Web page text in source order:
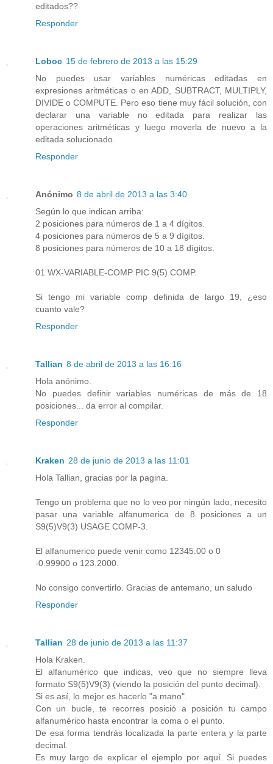
editados??
Responder
Loboc 15 de febrero de 2013 a las 15:29
No puedes usar variables numéricas editadas en
expresiones aritméticas o en ADD, SUBTRACT, MULTIPLY,
DIVIDE o COMPUTE. Pero eso tiene muy fácil solución, con
declarar una variable no editada para realizar las
operaciones aritméticas y luego moverla de nuevo a la
editada solucionado.
Responder
Anónimo 8 de abril de 2013 a las 3:40
Según lo que indican arriba:
2 posiciones para números de 1 a 4 dígitos.
4 posiciones para números de 5 a 9 dígitos.
8 posiciones para números de 10 a 18 dígitos.
01 WX-VARIABLE-COMP PIC 9(5) COMP.
Si tengo mi variable comp definida de largo 19, ¿eso
cuanto vale?
Responder
Tallian 8 de abril de 2013 a las 16:16
Hola anónimo.
No puedes definir variables numéricas de más de 18
posiciones... da error al compilar.
Responder
Kraken 28 de junio de 2013 a las 11:01
Hola Tallian, gracias por la pagina.
Tengo un problema que no lo veo por ningún lado, necesito
pasar una variable alfanumerica de 8 posiciones a un
S9(5)V9(3) USAGE COMP-3.
El alfanumerico puede venir como 12345.00 o 0
-0.99900 o 123.2000.
No consigo convertirlo. Gracias de antemano, un saludo
Responder
Tallian 28 de junio de 2013 a las 11:37
Hola Kraken.
El alfanumérico que indicas, veo que no siempre lleva
formato S9(5)V9(3) (viendo la posición del punto decimal).
Si es así, lo mejor es hacerlo "a mano".
Con un bucle, te recorres posició a posición tu campo
alfanumérico hasta encontrar la coma o el punto.
De esa forma tendrás localizada la parte entera y la parte
decimal.
Es muy largo de explicar el ejemplo por aquí. Si puedes